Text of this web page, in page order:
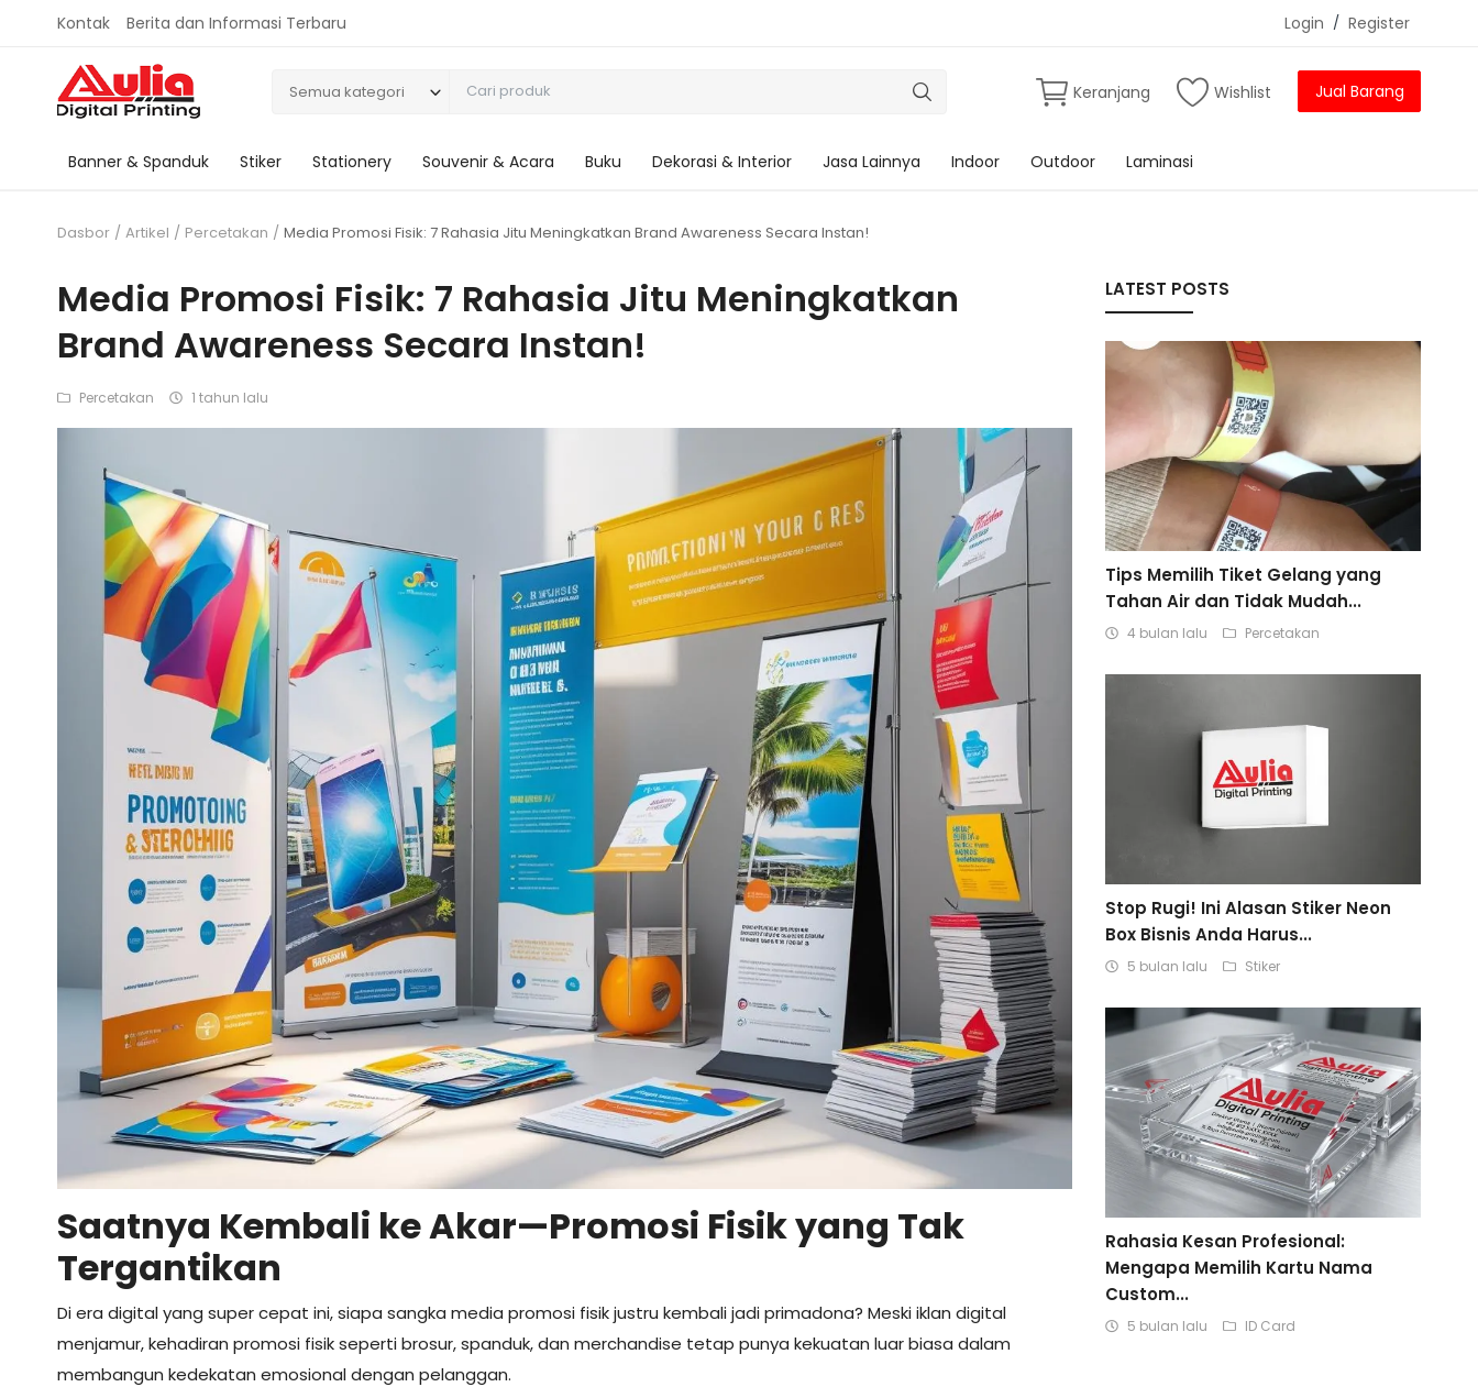
Kontak Berita dan Informasi Terbaru Login / Register
Semua kategori Keranjang Wishlist Jual Barang
Banner & Spanduk Stiker Stationery Souvenir & Acara Buku Dekorasi & Interior Jasa Lainnya Indoor Outdoor Laminasi
Dasbor Artikel Percetakan Media Promosi Fisik: 7 Rahasia Jitu Meningkatkan Brand Awareness Secara Instan!
Media Promosi Fisik: 7 Rahasia Jitu Meningkatkan
Brand Awareness Secara Instan!
Percetakan 1 tahun lalu
Saatnya Kembali ke Akar—Promosi Fisik yang Tak
Tergantikan
Di era digital yang super cepat ini, siapa sangka media promosi fisik justru kembali jadi primadona? Meski iklan digital
menjamur, kehadiran promosi fisik seperti brosur, spanduk, dan merchandise tetap punya kekuatan luar biasa dalam
membangun kedekatan emosional dengan pelanggan.
LATEST POSTS
Tips Memilih Tiket Gelang yang
Tahan Air dan Tidak Mudah...
4 bulan lalu Percetakan
Stop Rugi! Ini Alasan Stiker Neon
Box Bisnis Anda Harus...
5 bulan lalu Stiker
Rahasia Kesan Profesional:
Mengapa Memilih Kartu Nama
Custom...
5 bulan lalu ID Card